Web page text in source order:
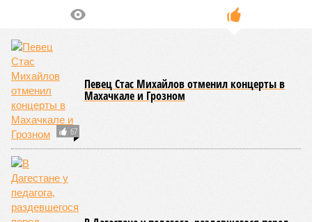
на 17 ранее пострадавших участках автомобильных дорог,
однако 18 населённых пунктов всё ещё пребывают в
транспортной блокаде.
Напомним, что мощнейшие дожди, прошедшие 8 июля,
нанесли колоссальный урон дорожной инфраструктуре, в
результате чего на пике разгула стихии без связи с
внешним миром оказались жители 53 сёл. К 12 июля эта
цифра сократилась до 23, и сейчас в профильном
ведомстве фиксируют дальнейшее улучшение обстановки.
В Агульском районе вследствие частичного обрушения
каменно-арочного моста полностью прервано сообщение с
селом Буршаг, и возобновить движение там рассчитывают
лишь к 17 июля.